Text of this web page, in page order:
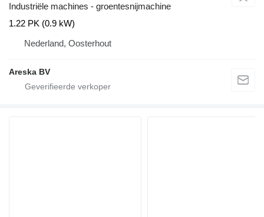
Industriële machines - groentesnijmachine
1.22 PK (0.9 kW)
Nederland, Oosterhout
Areska BV